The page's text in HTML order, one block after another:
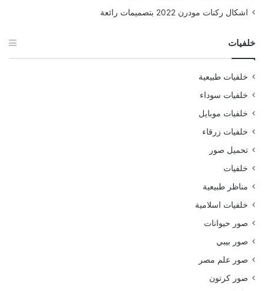
اشكال ركنات مودرن 2022 بتصميمات رائعة
خلفيات
خلفيات طبيعية
خلفيات سوداء
خلفيات موبايل
خلفيات زرقاء
تحميل صور
خلفيات
مناظر طبيعية
خلفيات اسلامية
صور حيوانات
صور بيبي
صور علم مصر
صور كرتون